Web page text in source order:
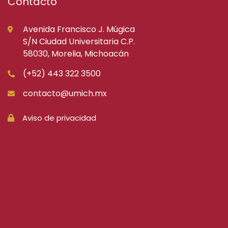
Avenida Francisco J. Múgica
S/N Ciudad Universitaria C.P.
58030, Morelia, Michoacán
(+52) 443 322 3500
contacto@umich.mx
Aviso de privacidad